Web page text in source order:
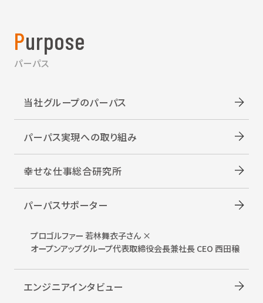
Purpose
パーパス
当社グループのパーパス
パーパス実現への取り組み
幸せな仕事総合研究所
パーパスサポーター
プロゴルファー 若林舞衣子さん ×
オープンアップグループ代表取締役会長兼社長 CEO 西田穣
エンジニアインタビュー